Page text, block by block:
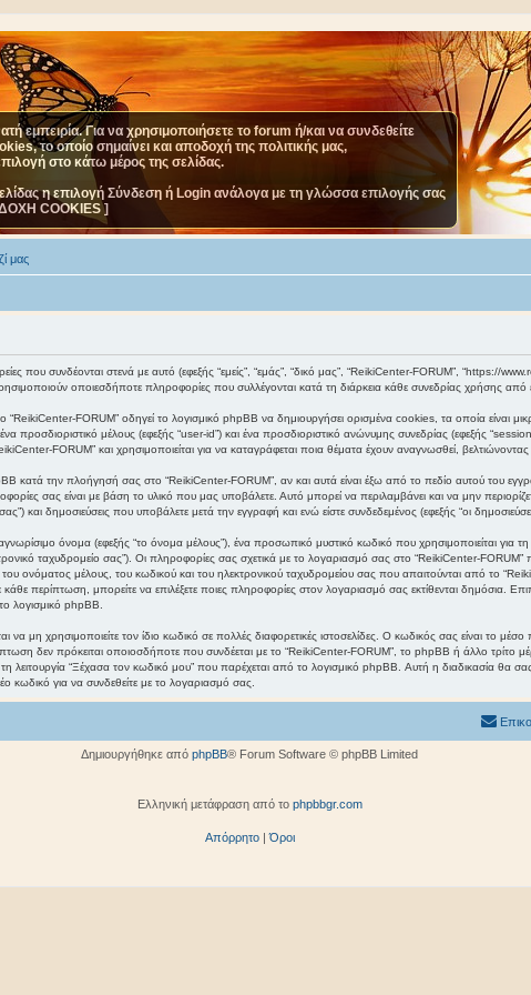
μας
που συνδέονται στενά με αυτό (εφεξής “εμείς”, “εμάς”, “δικό μας”, “ReikiCenter-FORUM”, “https://
οποιεσδήποτε πληροφορίες που συλλέγονται κατά τη διάρκεια κάθε συνεδρίας χρήσης από
FORUM” οδηγεί το λογισμικό phpBB να δημιουργήσει ορισμένα cookies, τα οποία είναι
μέλους (εφεξής “user-id”) και ένα προσδιοριστικό ανώνυμης συνεδρίας (εφεξής
FORUM” και χρησιμοποιείται για να καταγράφεται ποια θέματα έχουν αναγνωσθεί, βελτιώνοντας
κατά την πλοήγησή σας στο “ReikiCenter-FORUM”, αν και αυτά είναι έξω από το πεδίο αυτού του
σας είναι με βάση το υλικό που μας υποβάλετε. Αυτό μπορεί να περιλαμβάνει και να μην
και δημοσιεύσεις που υποβάλετε μετά την εγγραφή και ενώ είστε συνδεδεμένος (εφεξής “οι
όνομα (εφεξής “το όνομα μέλους”), ένα προσωπικό μυστικό κωδικό που χρησιμοποιείται για
ταχυδρομείο σας”). Οι πληροφορίες σας σχετικά με το λογαριασμό σας στο “ReikiCenter-
ονόματος μέλους, του κωδικού και του ηλεκτρονικού ταχυδρομείου σας που απαιτούνται από το
περίπτωση, μπορείτε να επιλέξετε ποιες πληροφορίες στον λογαριασμό σας εκτίθενται δημόσια.
λογισμικό phpBB.
να μη χρησιμοποιείτε τον ίδιο κωδικό σε πολλές διαφορετικές ιστοσελίδες. Ο κωδικός σας είναι το
δεν πρόκειται οποιοσδήποτε που συνδέεται με το “ReikiCenter-FORUM”, το phpBB ή άλλο
λειτουργία “Ξέχασα τον κωδικό μου” που παρέχεται από το λογισμικό phpBB. Αυτή η διαδικασία θα
κωδικό για να συνδεθείτε με το λογαριασμό σας.
εμπειρία. Για να χρησιμοποιήσετε το forum ή/και να συνδεθείτε
το οποίο σημαίνει και αποδοχή της πολιτικής μας,
στο κάτω μέρος της σελίδας.
η επιλογή Σύνδεση ή Login ανάλογα με τη γλώσσα επιλογής σας
COOKIES ]
Δημιουργήθηκε από phpBB® Forum Software © phpBB Limited
Ελληνική μετάφραση από το phpbbgr.com
Απόρρητο|Όροι